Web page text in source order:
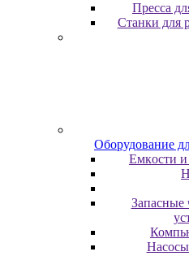
Пресса
Станки для
Oбopудoвaниe
Eмкocти
Запасные